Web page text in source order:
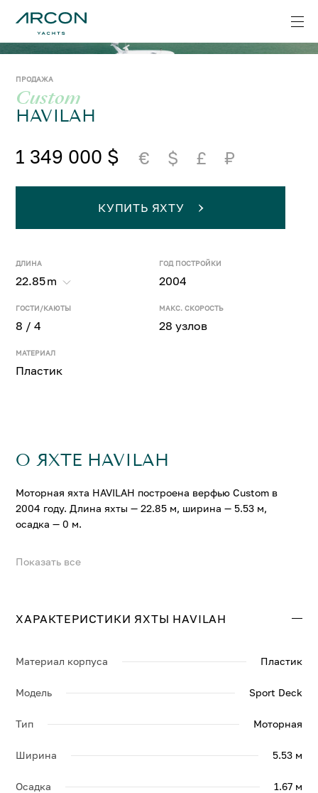
ПРОДАЖА
Custom
HAVILAH
1 349 000 $ € $ £ ₽
ДЛИНА
22.85m
ГОД ПОСТРОЙКИ
2004
ГОСТИ/КАЮТЫ
8 / 4
МАКС. СКОРОСТЬ
28 узлов
МАТЕРИАЛ
Пластик
КУПИТЬ ЯХТУ
О ЯХТЕ HAVILAH
Моторная яхта HAVILAH построена верфью Custom в
2004 году. Длина яхты — 22.85 м, ширина — 5.53 м,
осадка — 0 м.
На яхте HAVILAH можно разместить до 8 гостей в 4
Свяжитесь с нами, и мы вышлем больше информации
Показать все
ХАРАКТЕРИСТИКИ ЯХТЫ HAVILAH
Материал корпуса Пластик
Модель Sport Deck
Тип Моторная
Ширина 5.53 м
Осадка 1.67 м